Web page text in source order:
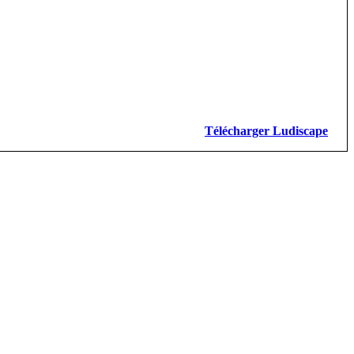
Télécharger Ludiscape